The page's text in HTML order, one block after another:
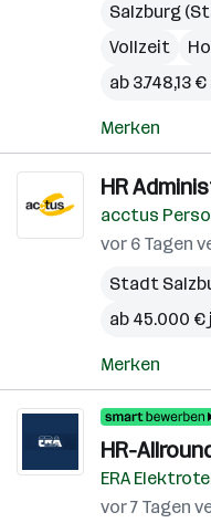
Salzburg
Vollzeit
ab 3.748,13
Merken
HR
acctus
vor 6 Tagen
Stadt
ab 45.000 €
Merken
HR-
ERA
vor 7 Tagen